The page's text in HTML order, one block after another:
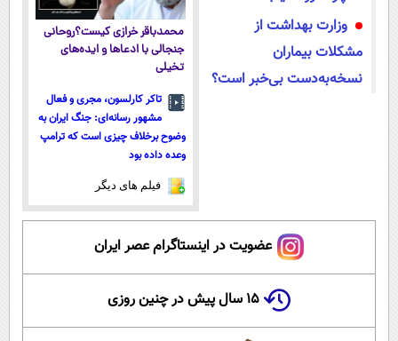
وزارت بهداشت از
مشکلات بیماران
نسخه‌به‌دست بی‌خبر است؟
محمدباقر خرازی کیست؟روحانی
جنجالی با ادعاها و ایده‌های
تخیلی
تاکر کارلسون، مجری و فعال
مشهور رسانه‌ای: جنگ ایران به
وضوح برخلاف چیزی است که ترامپ
وعده داده بود
فیلم های دیگر
عضویت در اینستاگرام عصر ایران
۱۵ سال پیش در چنین روزی